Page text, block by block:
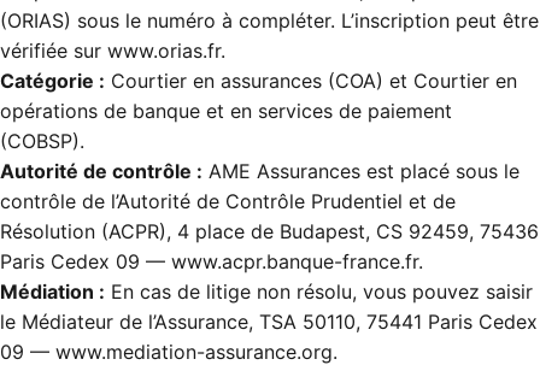
(ORIAS) sous le numéro à compléter. L’inscription peut être
vérifiée sur www.orias.fr.
Catégorie : Courtier en assurances (COA) et Courtier en
opérations de banque et en services de paiement
(COBSP).
Autorité de contrôle : AME Assurances est placé sous le
contrôle de l’Autorité de Contrôle Prudentiel et de
Résolution (ACPR), 4 place de Budapest, CS 92459, 75436
Paris Cedex 09 — www.acpr.banque-france.fr.
Médiation : En cas de litige non résolu, vous pouvez saisir
le Médiateur de l’Assurance, TSA 50110, 75441 Paris Cedex
09 — www.mediation-assurance.org.